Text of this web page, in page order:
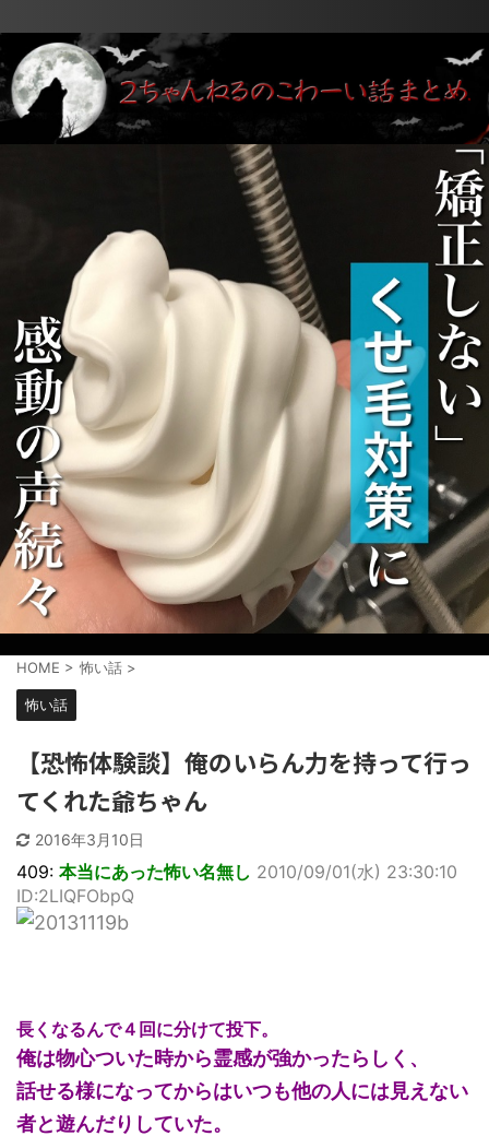
HOME > 怖い話 >
怖い話
【恐怖体験談】俺のいらん力を持って行っ
てくれた爺ちゃん
2016年3月10日
409: 本当にあった怖い名無し 2010/09/01(水) 23:30:10
ID:2LIQFObpQ
長くなるんで４回に分けて投下。
俺は物心ついた時から霊感が強かったらしく、
話せる様になってからはいつも他の人には見えない
者と遊んだりしていた。